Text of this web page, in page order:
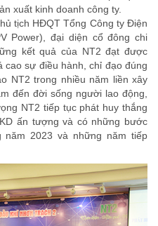
xuất kinh doanh công ty.
tịch HĐQT Tổng Công ty Điện
Power), đại diện cổ đông chi
kết quả của NT2 đạt được
cao sự điều hành, chỉ đạo đúng
NT2 trong nhiều năm liền xây
đến đời sống người lao động,
NT2 tiếp tục phát huy thắng
ấn tượng và có những bước
năm 2023 và những năm tiếp